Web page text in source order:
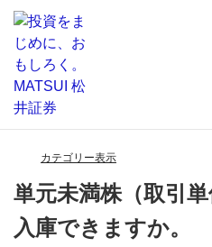
カテゴリー表示
単元未満株（取引
入庫できますか。